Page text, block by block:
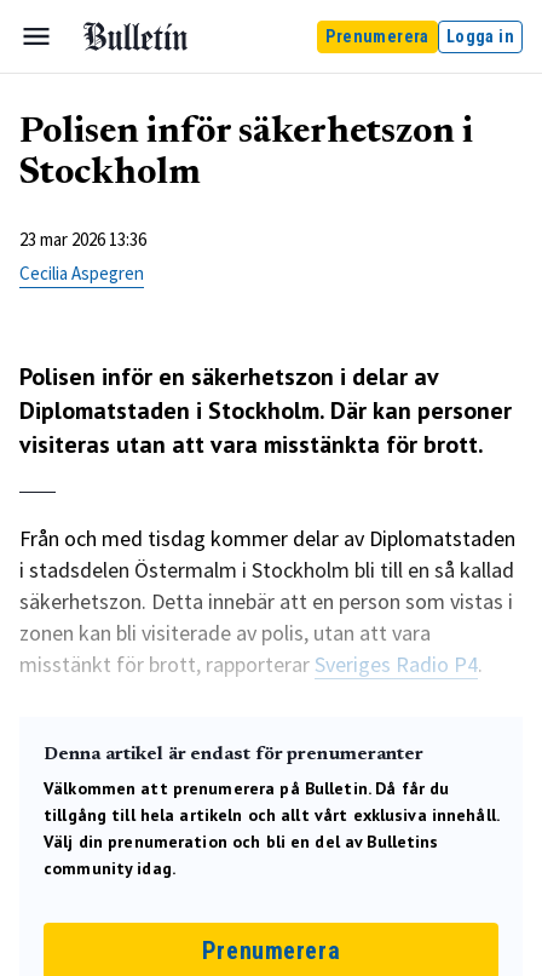
Prenumerera Logga in
Polisen inför säkerhetszon i
Stockholm
23 mar 2026 13:36
Cecilia Aspegren
Polisen inför en säkerhetszon i delar av
Diplomatstaden i Stockholm. Där kan personer
visiteras utan att vara misstänkta för brott.
Från och med tisdag kommer delar av Diplomatstaden
i stadsdelen Östermalm i Stockholm bli till en så kallad
säkerhetszon. Detta innebär att en person som vistas i
zonen kan bli visiterade av polis, utan att vara
misstänkt för brott, rapporterar Sveriges Radio P4.
Denna artikel är endast för prenumeranter
Välkommen att prenumerera på Bulletin. Då får du
tillgång till hela artikeln och allt vårt exklusiva innehåll.
Välj din prenumeration och bli en del av Bulletins
community idag.
Prenumerera